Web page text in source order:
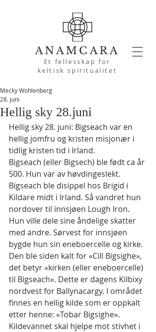
ANAMCARA
Et fellesskap for
keltisk spiritualitet
Hellig sky 28.juni
Mecky Wohlenberg
28. juni
Hellig sky 28. juni: Bigseach var en
hellig jomfru og kristen misjonær i
tidlig kristen tid i Irland.
Bigseach (eller Bigsech) ble født ca år
500. Hun var av høvdingeslekt.
Bigseach ble disippel hos Brigid i
Kildare midt i Irland. Så vandret hun
nordover til innsjøen Lough Iron.
Hun ville dele sine åndelige skatter
med andre. Sørvest for innsjøen
bygde hun sin eneboercelle og kirke.
Den ble siden kalt for «Cill Bigsighe»,
det betyr «kirken (eller eneboercelle)
til Bigseach». Dette er dagens Kilbixy
nordvest for Ballynacargy. I området
finnes en hellig kilde som er oppkalt
etter henne: «Tobar Bigsighe».
Kildevannet skal hjelpe mot stivhet i